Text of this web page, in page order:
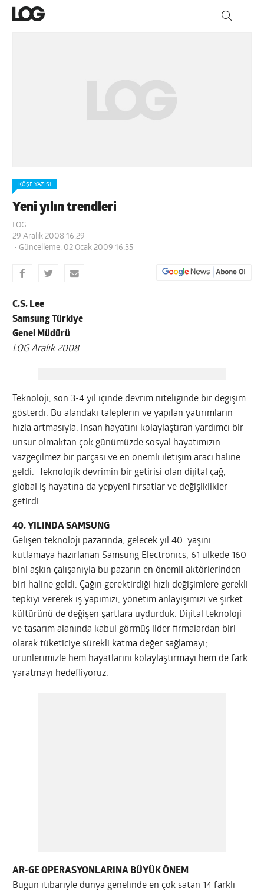
KÖŞE YAZISI
Yeni yılın trendleri
LOG
29 Aralık 2008 16:29
- Güncelleme: 02 Ocak 2009 16:35
C.S. Lee
Samsung Türkiye
Genel Müdürü
LOG Aralık 2008
Teknoloji, son 3-4 yıl içinde devrim niteliğinde bir değişim
gösterdi. Bu alandaki taleplerin ve yapılan yatırımların
hızla artmasıyla, insan hayatını kolaylaştıran yardımcı bir
unsur olmaktan çok günümüzde sosyal hayatımızın
vazgeçilmez bir parçası ve en önemli iletişim aracı haline
geldi. Teknolojik devrimin bir getirisi olan dijital çağ,
global iş hayatına da yepyeni fırsatlar ve değişiklikler
getirdi.
40. YILINDA SAMSUNG
Gelişen teknoloji pazarında, gelecek yıl 40. yaşını
kutlamaya hazırlanan Samsung Electronics, 61 ülkede 160
bini aşkın çalışanıyla bu pazarın en önemli aktörlerinden
biri haline geldi. Çağın gerektirdiği hızlı değişimlere gerekli
tepkiyi vererek iş yapımızı, yönetim anlayışımızı ve şirket
kültürünü de değişen şartlara uydurduk. Dijital teknoloji
ve tasarım alanında kabul görmüş lider firmalardan biri
olarak tüketiciye sürekli katma değer sağlamayı;
ürünlerimizle hem hayatlarını kolaylaştırmayı hem de fark
yaratmayı hedefliyoruz.
AR-GE OPERASYONLARINA BÜYÜK ÖNEM
Bugün itibariyle dünya genelinde en çok satan 14 farklı